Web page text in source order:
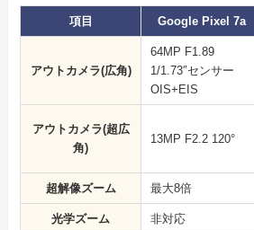
項目 Google Pixel 7a
アウトカメラ(広角)
64MP F1.89
1/1.73″センサー
OIS+EIS
アウトカメラ(超広
角)
13MP F2.2 120°
超解像ズーム 最大8倍
光学ズーム 非対応